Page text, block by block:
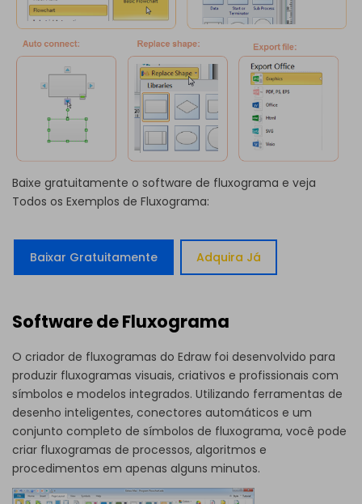
Baixe gratuitamente o software de fluxograma e veja
Todos os Exemplos de Fluxograma:
Baixar Gratuitamente Adquira Já
Software de Fluxograma
O criador de fluxogramas do Edraw foi desenvolvido para
produzir fluxogramas visuais, criativos e profissionais com
símbolos e modelos integrados. Utilizando ferramentas de
desenho inteligentes, conectores automáticos e um
conjunto completo de símbolos de fluxograma, você pode
criar fluxogramas de processos, algoritmos e
procedimentos em apenas alguns minutos.